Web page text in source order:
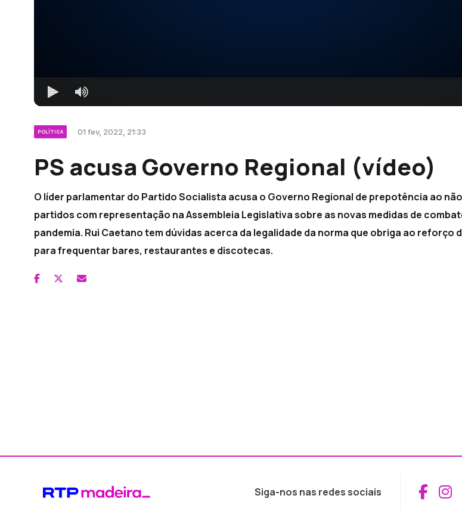
POLÍTICA 01 fev, 2022, 21:33
PS acusa Governo Regional (vídeo)
O líder parlamentar do Partido Socialista acusa o Governo Regional de prepotência ao
partidos com representação na Assembleia Legislativa sobre as novas medidas de
pandemia. Rui Caetano tem dúvidas acerca da legalidade da norma que obriga ao reforço
para frequentar bares, restaurantes e discotecas.
Siga-nos nas redes sociais